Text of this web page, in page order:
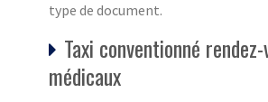
type de document.
Taxi conventionné
médicaux